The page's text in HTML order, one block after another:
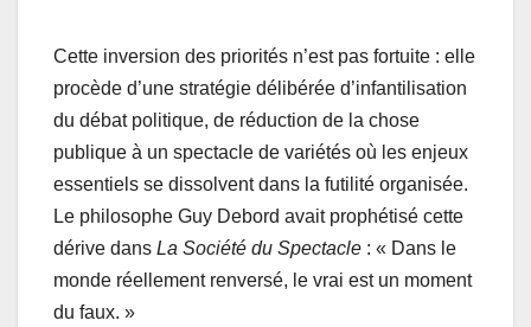
Cette inversion des priorités n’est pas fortuite : elle
procède d’une stratégie délibérée d’infantilisation
du débat politique, de réduction de la chose
publique à un spectacle de variétés où les enjeux
essentiels se dissolvent dans la futilité organisée.
Le philosophe Guy Debord avait prophétisé cette
dérive dans La Société du Spectacle : « Dans le
monde réellement renversé, le vrai est un moment
du faux. »